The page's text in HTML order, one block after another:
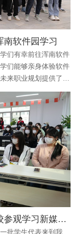
软件园学习
们有幸前往浑南软件
们能够亲身体验软件
来职业规划提供了重
辽宁医药职业学院领导携学生到我校参观学习新媒体运营课程
批学生代表来到我